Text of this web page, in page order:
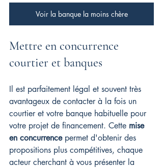
Voir la banque la moins chère
Mettre en concurrence
courtier et banques
Il est parfaitement légal et souvent très
avantageux de contacter à la fois un
courtier et votre banque habituelle pour
votre projet de financement. Cette mise
en concurrence permet d'obtenir des
propositions plus compétitives, chaque
acteur cherchant à vous présenter la